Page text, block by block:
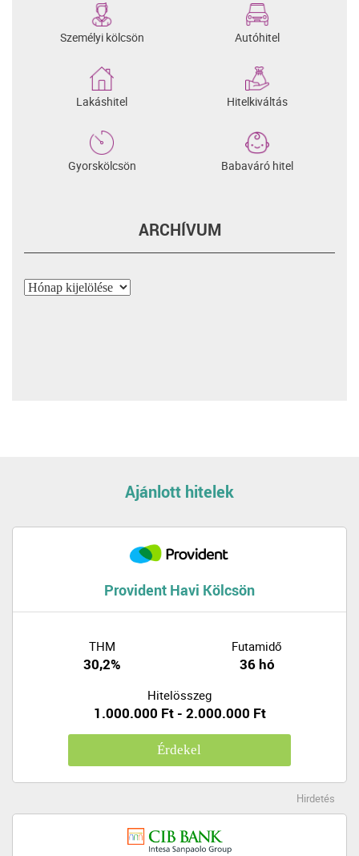
Személyi kölcsön Autóhitel
Lakáshitel Hitelkiváltás
Gyorskölcsön Babaváró hitel
ARCHÍVUM
Archívum
Ajánlott hitelek
Provident Havi Kölcsön
THM
30,2%
Futamidő
36 hó
Hitelösszeg
1.000.000 Ft - 2.000.000 Ft
Érdekel
Hirdetés